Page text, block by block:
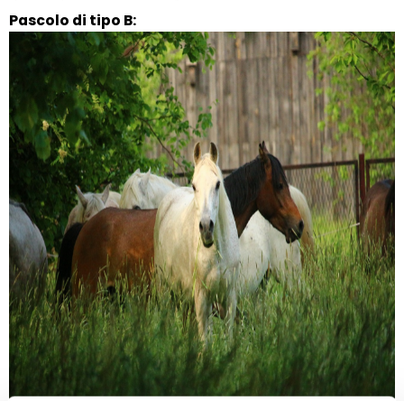
Pascolo di tipo B: